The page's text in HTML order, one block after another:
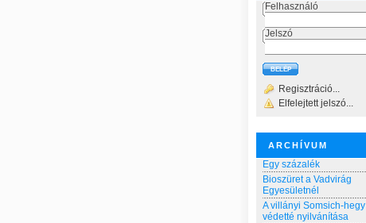
Felhasználó
Jelszó
Regisztráció...
Elfelejtett jelszó...
ARCHÍVUM
Egy százalék
Bioszüret a Vadvirág
Egyesületnél
A villányi Somsich-hegy
védetté nyilvánítása